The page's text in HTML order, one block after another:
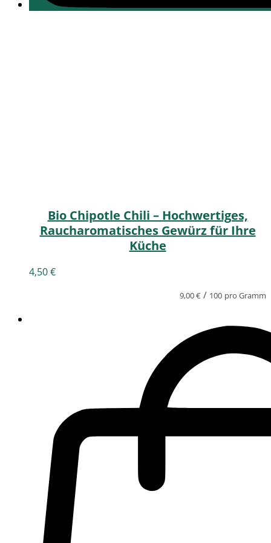
Bio Chipotle Chili – Hochwertiges,
Raucharomatisches Gewürz für Ihre
Küche
4,50€
9,00€ / 100 pro Gramm